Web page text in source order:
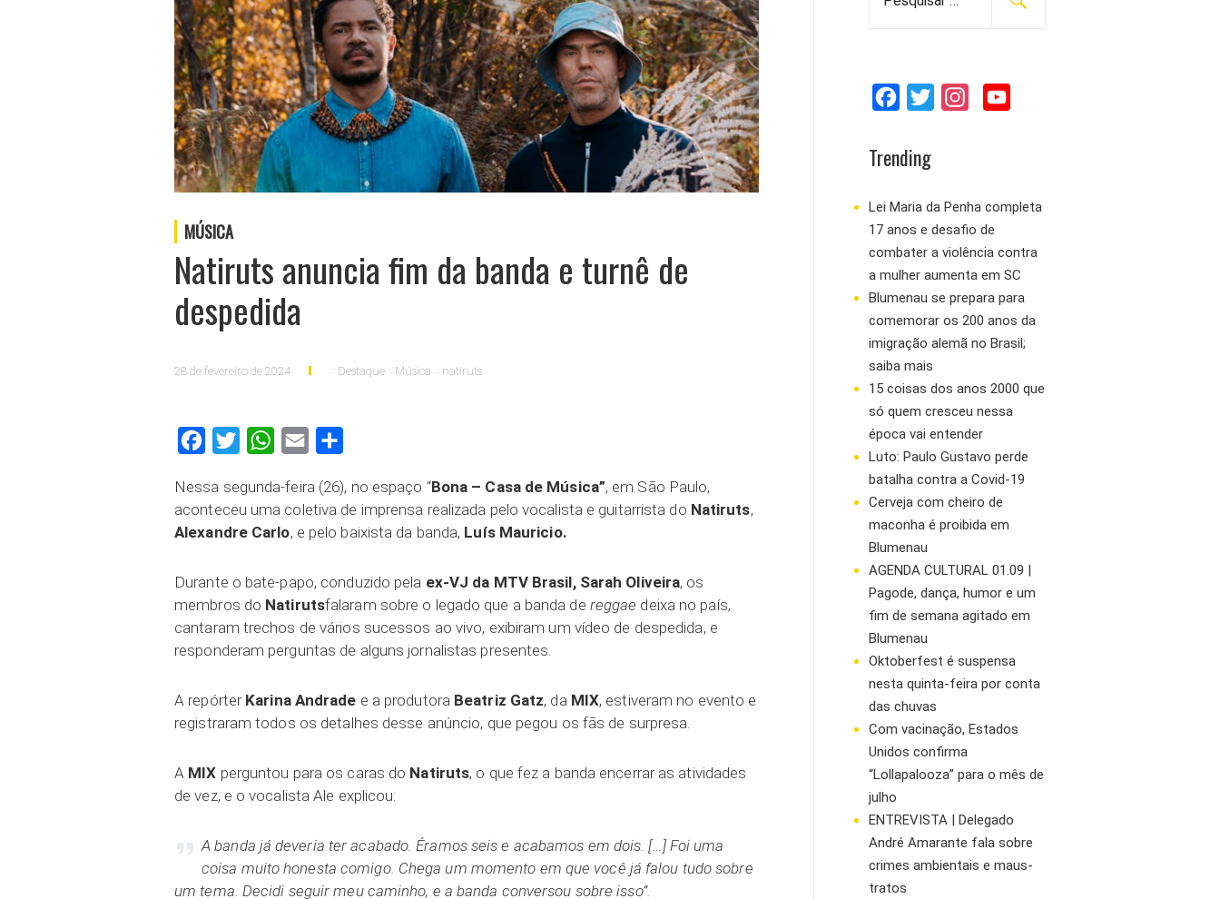
MÚSICA
Natiruts anuncia fim da banda e turnê de
despedida
28 de fevereiro de 2024 Destaque Música natiruts
FacebookTwitter WhatsAppEmail
Nessa segunda-feira (26), no espaço “Bona – Casa de Música”, em São Paulo,
aconteceu uma coletiva de imprensa realizada pelo vocalista e guitarrista do Natiruts,
Alexandre Carlo, e pelo baixista da banda, Luís Mauricio.
Durante o bate-papo, conduzido pela ex-VJ da MTV Brasil, Sarah Oliveira, os
membros do Natirutsfalaram sobre o legado que a banda de reggae deixa no país,
cantaram trechos de vários sucessos ao vivo, exibiram um vídeo de despedida, e
responderam perguntas de alguns jornalistas presentes.
A repórter Karina Andrade e a produtora Beatriz Gatz, da MIX, estiveram no evento e
registraram todos os detalhes desse anúncio, que pegou os fãs de surpresa.
A MIX perguntou para os caras do Natiruts, o que fez a banda encerrar as atividades
de vez, e o vocalista Ale explicou:
A banda já deveria ter acabado. Éramos seis e acabamos em dois. […] Foi uma
coisa muito honesta comigo. Chega um momento em que você já falou tudo sobre
um tema. Decidi seguir meu caminho, e a banda conversou sobre isso”.
r
o
r
:
c
b
o
o
t
e
r
a
g
r
m
u
e
Trending
Lei Maria da Penha completa
17 anos e desafio de
combater a violência contra
a mulher aumenta em SC
Blumenau se prepara para
comemorar os 200 anos da
imigração alemã no Brasil;
saiba mais
15 coisas dos anos 2000 que
só quem cresceu nessa
época vai entender
Luto: Paulo Gustavo perde
batalha contra a Covid-19
Cerveja com cheiro de
maconha é proibida em
Blumenau
AGENDA CULTURAL 01.09 |
Pagode, dança, humor e um
fim de semana agitado em
Blumenau
Oktoberfest é suspensa
nesta quinta-feira por conta
das chuvas
Com vacinação, Estados
Unidos confirma
“Lollapalooza” para o mês de
julho
ENTREVISTA | Delegado
André Amarante fala sobre
crimes ambientais e maus-
tratos